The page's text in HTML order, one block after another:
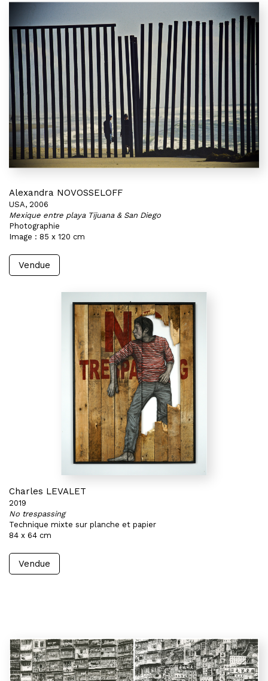
Alexandra NOVOSSELOFF
USA, 2006
Mexique entre playa Tijuana & San Diego
Photographie
Image : 85 x 120 cm
Vendue
Charles LEVALET
2019
No trespassing
Technique mixte sur planche et papier
84 x 64 cm
Vendue